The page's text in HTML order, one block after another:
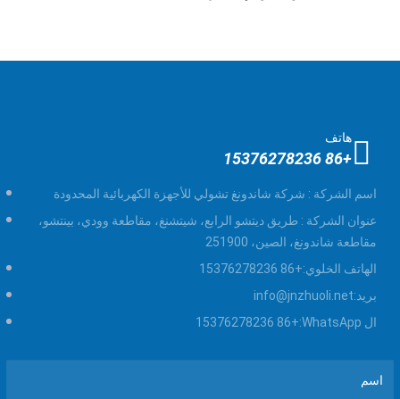
هاتف
+86 15376278236
اسم الشركة : شركة شاندونغ تشولي للأجهزة الكهربائية المحدودة
عنوان الشركة : طريق ديتشو الرابع، شيتشنغ، مقاطعة وودي، بينتشو،
مقاطعة شاندونغ، الصين، 251900
الهاتف الخلوي:+86 15376278236
بريد:info@jnzhuoli.net
ال WhatsApp:
+86 15376278236